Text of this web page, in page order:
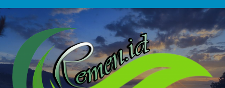
Skip
to
content